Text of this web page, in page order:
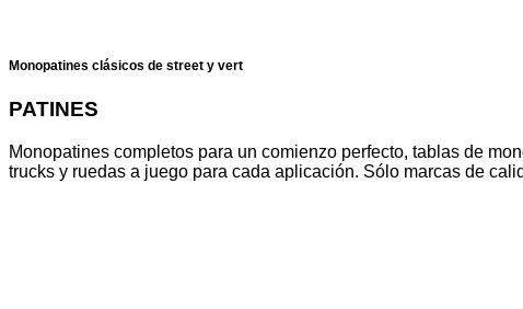
Monopatines clásicos de street y vert
PATINES
Monopatines completos para un comienzo perfecto, tablas de
trucks y ruedas a juego para cada aplicación. Sólo marcas de